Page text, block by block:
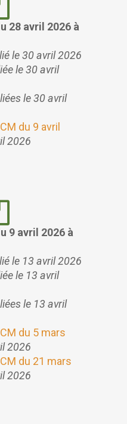
28 avril 2026 à
le 30 avril 2026
le 30 avril
le 30 avril
du 9 avril
2026
9 avril 2026 à
le 13 avril 2026
le 13 avril
le 13 avril
du 5 mars
2026
du 21 mars
2026